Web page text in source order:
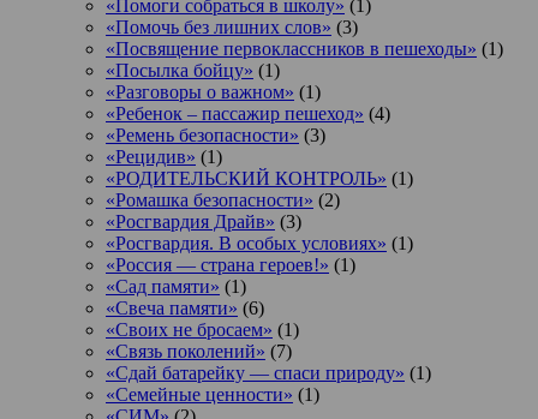
«Помоги собраться в школу» (1)
«Помочь без лишних слов» (3)
«Посвящение первоклассников в пешеходы» (1)
«Посылка бойцу» (1)
«Разговоры о важном» (1)
«Ребенок – пассажир пешеход» (4)
«Ремень безопасности» (3)
«Рецидив» (1)
«РОДИТЕЛЬСКИЙ КОНТРОЛЬ» (1)
«Ромашка безопасности» (2)
«Росгвардия Драйв» (3)
«Росгвардия. В особых условиях» (1)
«Россия — страна героев!» (1)
«Сад памяти» (1)
«Свеча памяти» (6)
«Своих не бросаем» (1)
«Связь поколений» (7)
«Сдай батарейку — спаси природу» (1)
«Семейные ценности» (1)